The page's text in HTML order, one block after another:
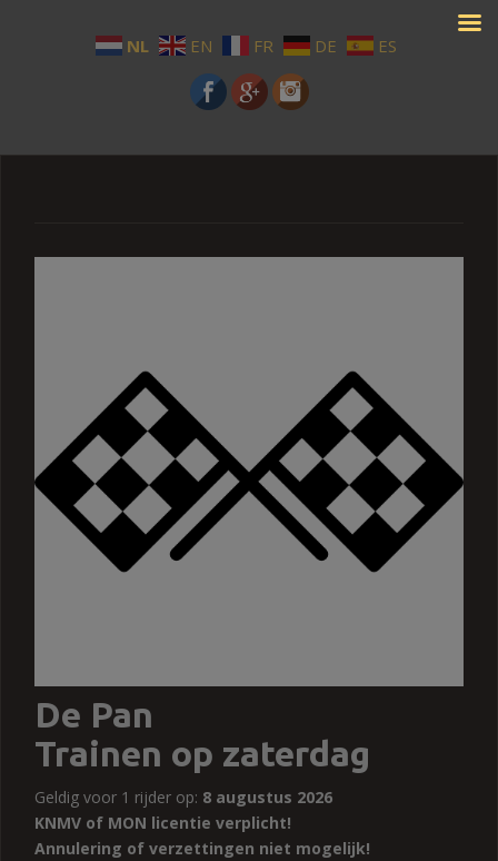
NL EN FR DE ES
De Pan
Trainen op zaterdag
Geldig voor 1 rijder op: 8 augustus 2026
KNMV of MON licentie verplicht!
Annulering of verzettingen niet mogelijk!